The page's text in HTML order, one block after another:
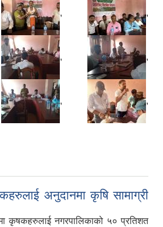
, ,
, ,
, ,
अनुदानमा कृषि सामाग्री
कृषकहरुलाई नगरपालिकाको ५० प्रतिशत